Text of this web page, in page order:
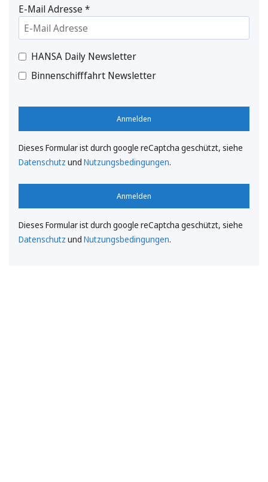
E-Mail Adresse*
HANSA Daily Newsletter
Binnenschifffahrt Newsletter
Anmelden
Dieses Formular ist durch google reCaptcha geschützt, siehe
Datenschutz und Nutzungsbedingungen.
Anmelden
Dieses Formular ist durch google reCaptcha geschützt, siehe
Datenschutz und Nutzungsbedingungen.